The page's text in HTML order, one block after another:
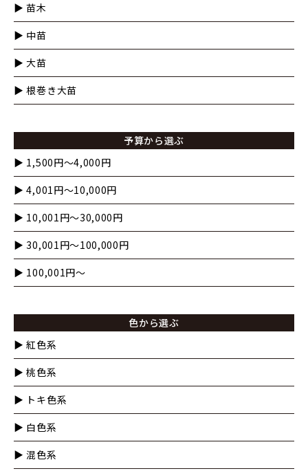
▶︎ 苗木
▶︎ 中苗
▶︎ 大苗
▶︎ 根巻き大苗
予算から選ぶ
▶︎ 1,500円〜4,000円
▶︎ 4,001円〜10,000円
▶︎ 10,001円〜30,000円
▶︎ 30,001円〜100,000円
▶︎ 100,001円〜
色から選ぶ
▶︎ 紅色系
▶︎ 桃色系
▶︎ トキ色系
▶︎ 白色系
▶︎ 混色系